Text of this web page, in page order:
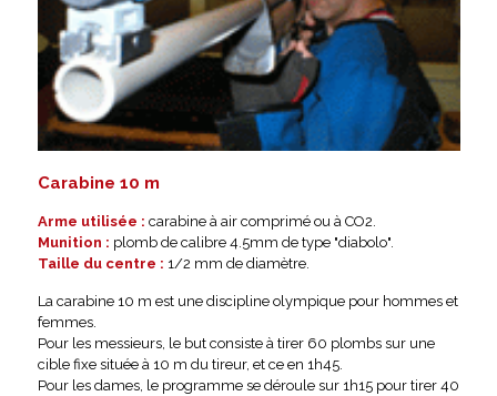
Carabine 10 m
Arme utilisée : carabine à air comprimé ou à CO2.
Munition : plomb de calibre 4.5mm de type "diabolo".
Taille du centre : 1/2 mm de diamètre.
La carabine 10 m est une discipline olympique pour hommes et
femmes.
Pour les messieurs, le but consiste à tirer 60 plombs sur une
cible fixe située à 10 m du tireur, et ce en 1h45.
Pour les dames, le programme se déroule sur 1h15 pour tirer 40